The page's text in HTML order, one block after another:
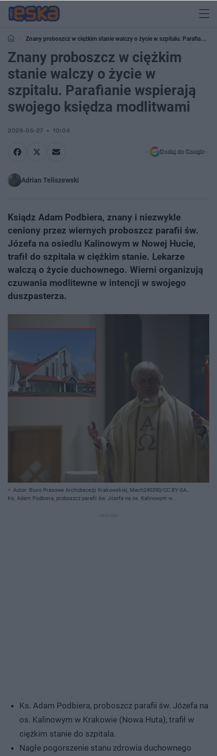
Znany proboszcz w ciężkim stanie walczy o życie w szpitalu. Parafianie
wspierają swojego księdza modlitwami
Znany proboszcz w ciężkim
stanie walczy o życie w
szpitalu. Parafianie wspierają
swojego księdza modlitwami
2026-05-27 10:04
Dodaj do Google
Adrian Teliszewski
Ksiądz Adam Podbiera, znany i niezwykle
ceniony przez wiernych proboszcz parafii św.
Józefa na osiedlu Kalinowym w Nowej Hucie,
trafił do szpitala w ciężkim stanie. Lekarze
walczą o życie duchownego. Wierni organizują
czuwania modlitewne w intencji w swojego
duszpasterza.
Autor: Biuro Prasowe Archidiecezji Krakowskiej, Mach240390/CC BY-SA
3.0/wikipedia/ Materiały prasowe
Ks. Adam Podbiera, proboszcz parafii św. Józefa na os. Kalinowym w
Ks. Adam Podbiera, proboszcz parafii św. Józefa na
os. Kalinowym w Krakowie (Nowa Huta), trafił w
ciężkim stanie do szpitala.
Nagłe pogorszenie stanu zdrowia duchownego